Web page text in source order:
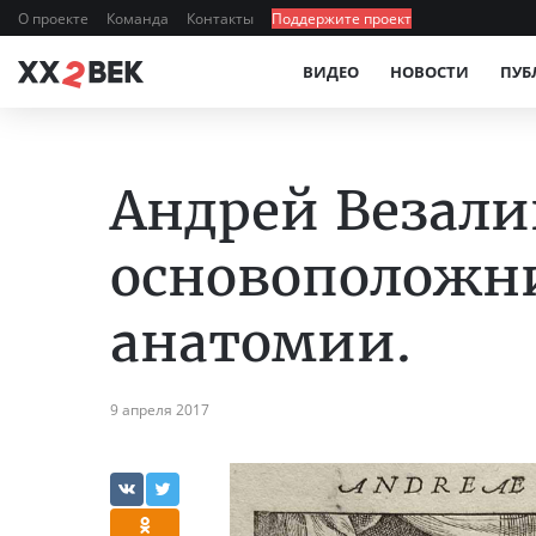
О проекте Команда Контакты Поддержите проект
ВИДЕО НОВОСТИ
Андрей
анатомии.
9 апреля 2017